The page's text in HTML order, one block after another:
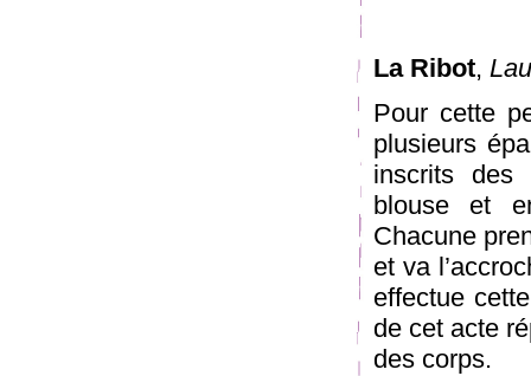
La Ribot,
Pour cette
plusieurs
inscrits des
blouse et
Chacune
et va
effectue
de cet acte
des corps.